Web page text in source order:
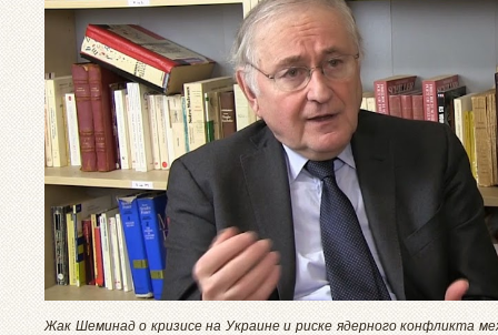
Жак Шеминад о кризисе на Украине и риске ядерного конфликта